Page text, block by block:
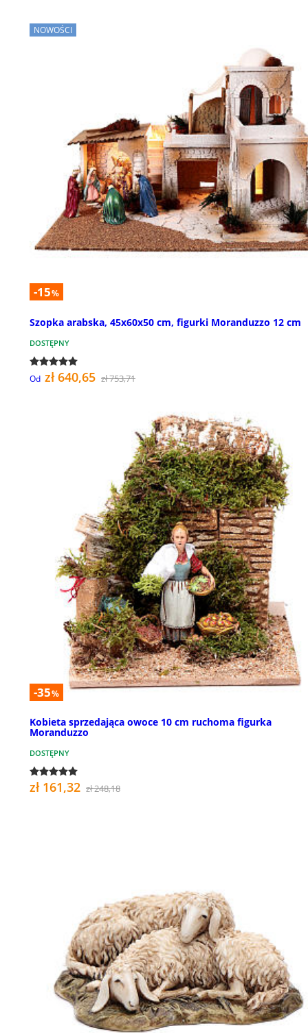
NOWOŚCI
-15%
Szopka arabska, 45x60x50 cm, figurki Moranduzzo 12 cm
DOSTĘPNY
Od zł 640,65 zł 753,71
-35%
Kobieta sprzedająca owoce 10 cm ruchoma figurka
Moranduzzo
DOSTĘPNY
zł 161,32 zł 248,18